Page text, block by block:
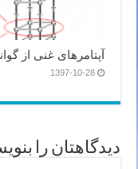
آپتامرهای غنی از
1397-10-28
دیدگاهتان را